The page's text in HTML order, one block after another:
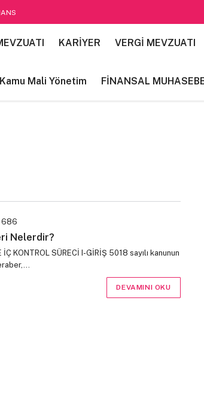
KARİYER VERGİ MEVZUATI
Kamu Mali Yönetim FİNANSAL
686
Nelerdir?
KONTROL SÜRECİ I-GİRİŞ 5018 sayılı kanunun
DEVAMINI OKU